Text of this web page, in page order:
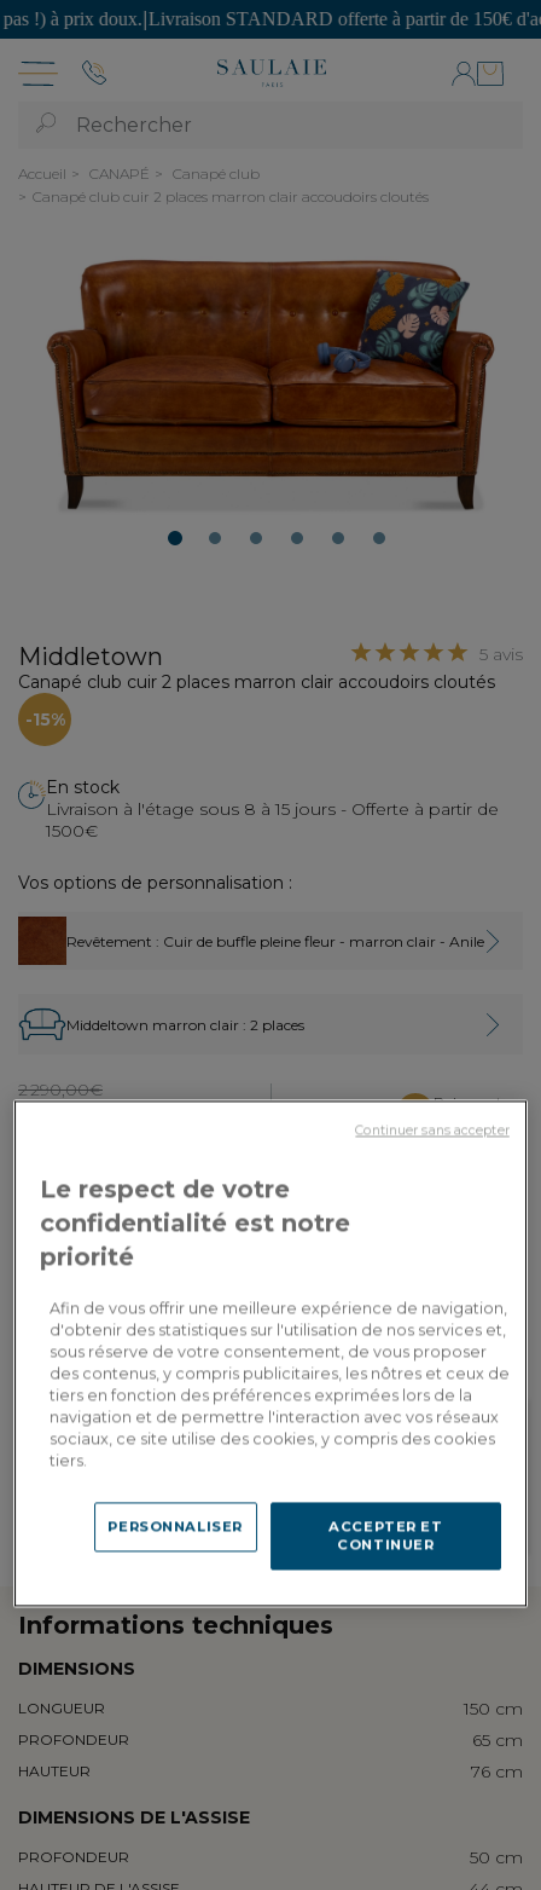
prix doux.|Livraison STANDARD offerte à partir de 150€ d'achat.|
Rechercher
Accueil CANAPÉ
Canapé club
Canapé club cuir 2 places marron clair accoudoirs cloutés
1 2 3 4 5 6
5 avis
Middletown
Canapé club cuir 2 places marron clair accoudoirs cloutés
-15%
En stock
Livraison à l'étage sous 8 à 15 jours - Offerte à partir de
1500€
Vos options de personnalisation :
Revêtement : Cuir de buffle pleine fleur - marron clair - Anile
Middeltown marron clair : 2 places
2 290,00€
Paiement en
AJOUTER AU PANIER
Estimer mes frais de livraison par pays
Fidelité récompensée
une réduction de 38,80€ à valoir
sur votre prochaine commande
showrooms
Informations techniques
DIMENSIONS
LONGUEUR 150 cm
PROFONDEUR 65 cm
HAUTEUR 76 cm
DIMENSIONS DE L'ASSISE
PROFONDEUR 50 cm
Le respect de votre
confidentialité est notre
priorité
Afin de vous offrir une meilleure expérience de navigation,
d'obtenir des statistiques sur l'utilisation de nos services et,
sous réserve de votre consentement, de vous proposer
des contenus, y compris publicitaires, les nôtres et ceux de
tiers en fonction des préférences exprimées lors de la
navigation et de permettre l'interaction avec vos réseaux
sociaux, ce site utilise des cookies, y compris des cookies
tiers.
ACCEPTER ET
CONTINUER
PERSONNALISER
Continuer sans accepter